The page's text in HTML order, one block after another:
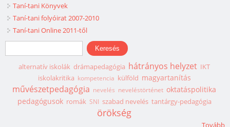
Taní-tani Könyvek
Taní-tani folyóirat 2007-2010
Taní-tani Online 2011-től
Keresés űrlap
Keresés
alternatív iskolák drámapedagógia hátrányos helyzet IKT
iskolakritika kompetencia külföld magyartanítás
művészetpedagógia nevelés neveléstörténet oktatáspolitika
pedagógusok romák SNI szabad nevelés tantárgy-pedagógia
örökség
Tovább